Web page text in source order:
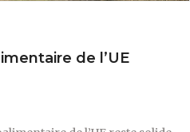
de l’UE